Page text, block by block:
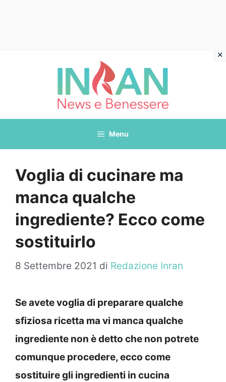
Menu
Voglia di cucinare ma
manca qualche
ingrediente? Ecco come
sostituirlo
8 Settembre 2021 di Redazione Inran
Se avete voglia di preparare qualche
sfiziosa ricetta ma vi manca qualche
ingrediente non è detto che non potrete
comunque procedere, ecco come
sostituire gli ingredienti in cucina